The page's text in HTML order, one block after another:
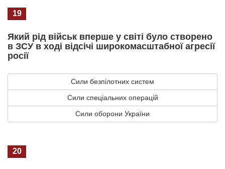
19
Який рід військ вперше у світі було створено
в ЗСУ в ході відсічі широкомасштабної агресії
росії
Сили безпілотних систем
Сили спеціальних операцій
Сили оборони України
20